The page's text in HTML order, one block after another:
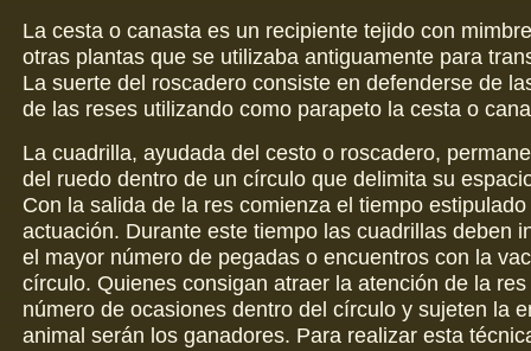
La cesta o canasta es un recipiente tejido con
otras plantas que se utilizaba antiguamente para
La suerte del roscadero consiste en defenderse de
de las reses utilizando como parapeto la cesta o
La cuadrilla, ayudada del cesto o roscadero,
del ruedo dentro de un círculo que delimita su
Con la salida de la res comienza el tiempo
actuación. Durante este tiempo las cuadrillas deben
el mayor número de pegadas o encuentros con la
círculo. Quienes consigan atraer la atención de la
número de ocasiones dentro del círculo y sujeten la
animal serán los ganadores. Para realizar esta